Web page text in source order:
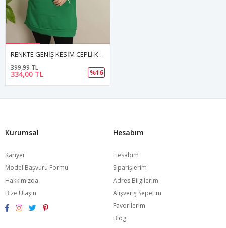
RENKTE GENİŞ KESİM CEPLİ KAPŞONLU YEŞİL SWEAT & TUNİK
334,00 TL
399,99 TL
%16
Kurumsal
Kariyer
Model Başvuru Formu
Hakkımızda
Bize Ulaşın
Hesabım
Hesabım
Siparişlerim
Adres Bilgilerim
Alışveriş Sepetim
Favorilerim
Blog